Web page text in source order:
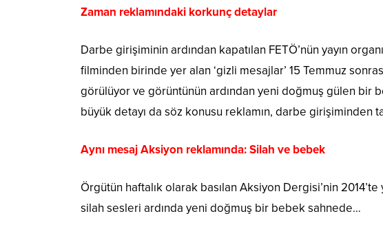
Zaman reklamındaki korkunç detaylar
Darbe girişiminin ardından kapatılan FETÖ’nün yayın
filminden birinde yer alan ‘gizli mesajlar’ 15 Temmuz
görülüyor ve görüntünün ardından yeni doğmuş gülen bir
büyük detayı da söz konusu reklamın, darbe girişiminden
Aynı mesaj Aksiyon reklamında: Silah ve bebek
Örgütün haftalık olarak basılan Aksiyon Dergisi’nin
silah sesleri ardında yeni doğmuş bir bebek sahnede…